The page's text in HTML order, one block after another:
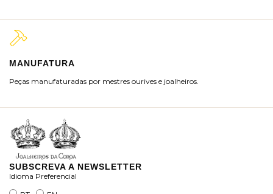
MANUFATURA
Peças manufaturadas por mestres ourives e joalheiros.
SUBSCREVA A NEWSLETTER
Idioma Preferencial